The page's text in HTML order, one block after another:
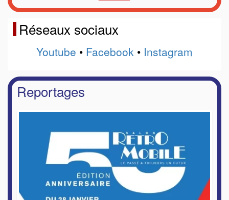
Réseaux sociaux
Youtube • Facebook • Instagram
Reportages